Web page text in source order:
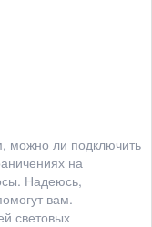
можно ли подключить
на
Надеюсь,
вам.
световых